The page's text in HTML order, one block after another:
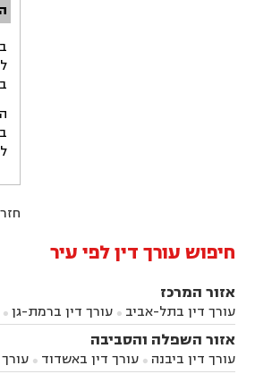
חיפוש עורך דין לפי עיר
אזור המרכז
עורך דין בתל-אביב  עורך דין ברמת-גן 
ברק עורך דין בפתח תקווה עורך דין
עורך דין ברחובות עורך דין בנס ציונה
במודיעין
עורך דין בהרצליה עורך דין
אזור השפלה והסביבה
עורך דין ביבנה  עורך דין באשדוד 